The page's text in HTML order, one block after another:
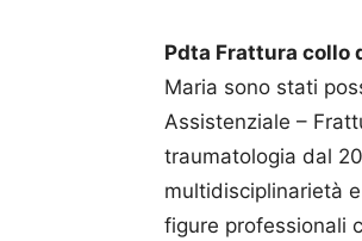
Pdta Frattura collo
Maria sono stati
Assistenziale –
traumatologia dal
multidisciplinarietà
figure professionali